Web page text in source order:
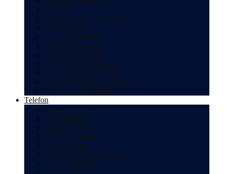
İnvertör
Notebook Dvd - Blu Ray
Florasan Led
Flex Data Kablo
Power Switch Tuş
Notebook Speaker
Notebook Ekran Kartı
Notebook Çerçeve Bezel
Notebook Alt Servis Kapak
Notebook Bios Pilleri
Telefon
Akıllı Telefon
Cep Telefonu
Arızalı Telefon
Telefon Anakart
Telefon Ekran
Telefon Dokunmatik Lens
Telefon Batarya
Telefon Kasa